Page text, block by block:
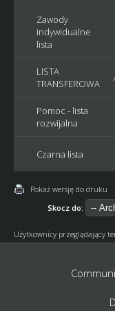
Zawody
indywidualne
lista
LISTA
TRANSFEROWA
Pomoc - lista
rozwijalna
Czarna lista
Pokaż wersję do druku
Skocz do:
Użytkownicy przeglądający